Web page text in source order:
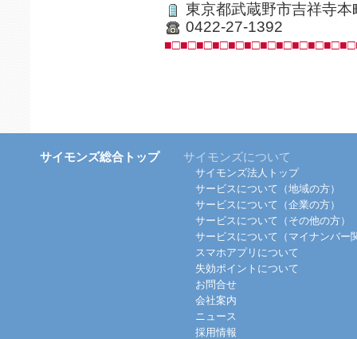
東京都武蔵野市吉祥寺
0422-27-1392
サイモンズ総合トップ サイモンズについて
サイモンズ法人トップ
サービスについて（地域の方）
サービスについて（企業の方）
サービスについて（その他の方）
サービスについて（マイナンバー
スマホアプリについて
失効ポイントについて
お問合せ
会社案内
ニュース
採用情報